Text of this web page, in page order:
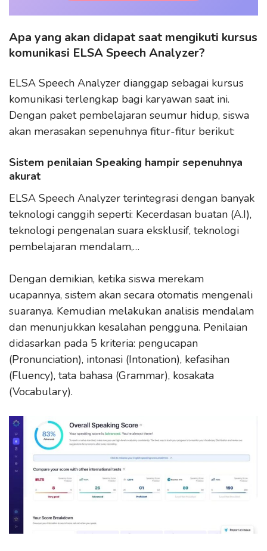
Apa yang akan didapat saat mengikuti kursus
komunikasi ELSA Speech Analyzer?
ELSA Speech Analyzer dianggap sebagai kursus
komunikasi terlengkap bagi karyawan saat ini.
Dengan paket pembelajaran seumur hidup, siswa
akan merasakan sepenuhnya fitur-fitur berikut:
Sistem penilaian Speaking hampir sepenuhnya
akurat
ELSA Speech Analyzer terintegrasi dengan banyak
teknologi canggih seperti: Kecerdasan buatan (A.I),
teknologi pengenalan suara eksklusif, teknologi
pembelajaran mendalam,…
Dengan demikian, ketika siswa merekam
ucapannya, sistem akan secara otomatis mengenali
suaranya. Kemudian melakukan analisis mendalam
dan menunjukkan kesalahan pengguna. Penilaian
didasarkan pada 5 kriteria: pengucapan
(Pronunciation), intonasi (Intonation), kefasihan
(Fluency), tata bahasa (Grammar), kosakata
(Vocabulary).